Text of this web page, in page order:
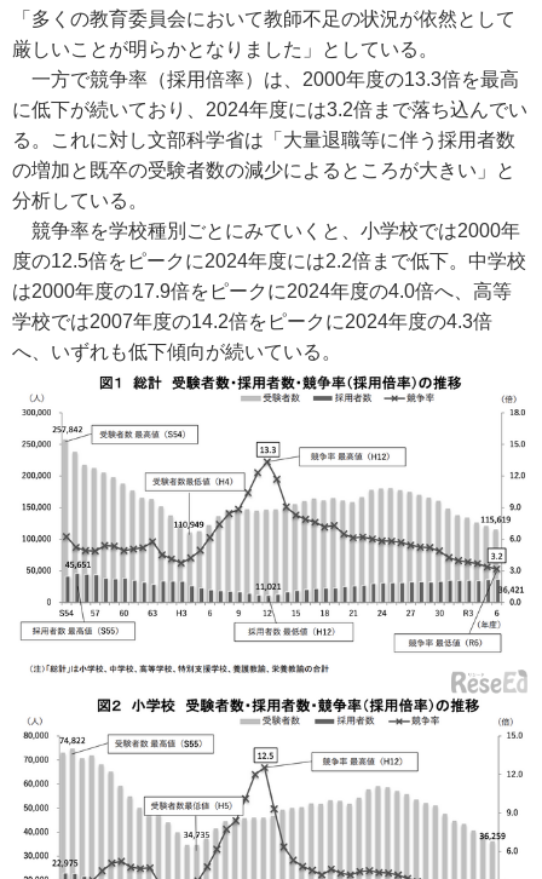
「多くの教育委員会において教師不足の状況が依然として
厳しいことが明らかとなりました」としている。
一方で競争率（採用倍率）は、2000年度の13.3倍を最高
に低下が続いており、2024年度には3.2倍まで落ち込んでい
る。これに対し文部科学省は「大量退職等に伴う採用者数
の増加と既卒の受験者数の減少によるところが大きい」と
分析している。
競争率を学校種別ごとにみていくと、小学校では2000年
度の12.5倍をピークに2024年度には2.2倍まで低下。中学校
は2000年度の17.9倍をピークに2024年度の4.0倍へ、高等
学校では2007年度の14.2倍をピークに2024年度の4.3倍
へ、いずれも低下傾向が続いている。